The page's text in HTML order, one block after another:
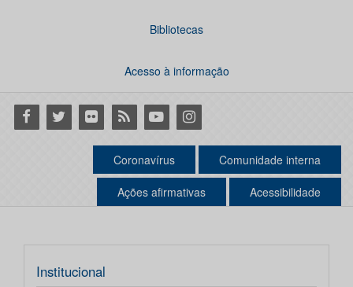
Bibliotecas
Acesso à informação
Facebook
Twitter Flickr RSS YoutubeInstagram
Coronavírus Comunidade interna
Ações afirmativas Acessibilidade
Institucional